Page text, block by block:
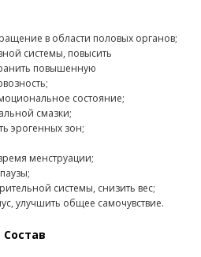
в области половых органов;
системы, повысить
повышенную
состояние;
смазки;
эрогенных зон;
менструации;
системы, снизить вес;
улучшить общее самочувствие.
Состав